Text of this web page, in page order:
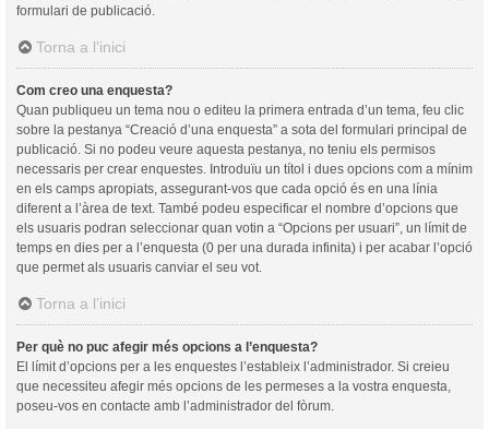
formulari de publicació.
Torna a l’inici
Com creo una enquesta?
Quan publiqueu un tema nou o editeu la primera entrada d’un tema, feu clic
sobre la pestanya “Creació d’una enquesta” a sota del formulari principal de
publicació. Si no podeu veure aquesta pestanya, no teniu els permisos
necessaris per crear enquestes. Introduïu un títol i dues opcions com a mínim
en els camps apropiats, assegurant-vos que cada opció és en una línia
diferent a l’àrea de text. També podeu especificar el nombre d’opcions que
els usuaris podran seleccionar quan votin a “Opcions per usuari”, un límit de
temps en dies per a l’enquesta (0 per una durada infinita) i per acabar l’opció
que permet als usuaris canviar el seu vot.
Torna a l’inici
Per què no puc afegir més opcions a l’enquesta?
El límit d’opcions per a les enquestes l’estableix l’administrador. Si creieu
que necessiteu afegir més opcions de les permeses a la vostra enquesta,
poseu-vos en contacte amb l’administrador del fòrum.